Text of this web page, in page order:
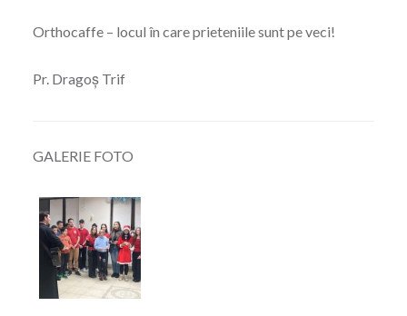
Orthocaffe – locul în care prieteniile sunt pe veci!
Pr. Dragoș Trif
GALERIE FOTO